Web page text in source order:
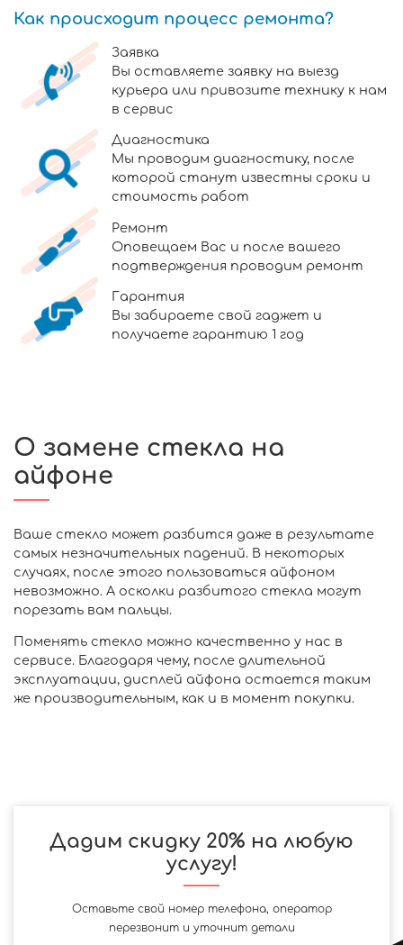
Как происходит процесс ремонта?
Заявка
Вы оставляете заявку на выезд
курьера или привозите технику к нам
в сервис
Диагностика
Мы проводим диагностику, после
которой станут известны сроки и
стоимость работ
Ремонт
Оповещаем Вас и после вашего
подтверждения проводим ремонт
Гарантия
Вы забираете свой гаджет и
получаете гарантию 1 год
О замене стекла на
айфоне
Ваше стекло может разбится даже в результате
самых незначительных падений. В некоторых
случаях, после этого пользоваться айфоном
невозможно. А осколки разбитого стекла могут
порезать вам пальцы.
Поменять стекло можно качественно у нас в
сервисе. Благодаря чему, после длительной
эксплуатации, дисплей айфона остается таким
же производительным, как и в момент покупки.
Дадим скидку 20% на любую
услугу!
Оставьте свой номер телефона, оператор
перезвонит и уточнит детали